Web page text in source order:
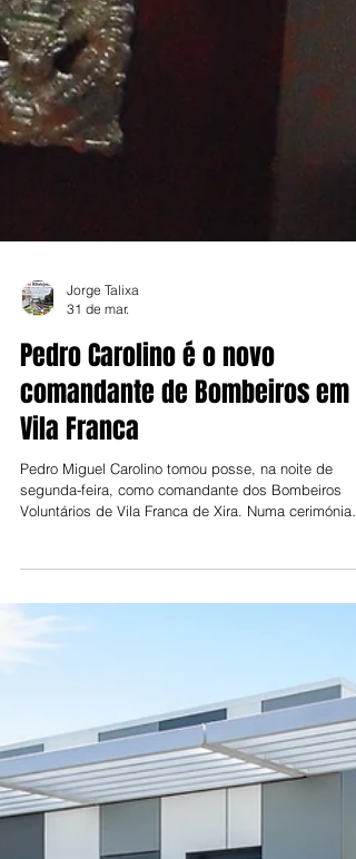
Jorge Talixa
31 de mar.
Pedro Carolino é o novo
comandante de Bombeiros em
Pedro Miguel Carolino tomou posse, na noite de
Voluntários de Vila Franca de Xira. Numa cerimónia
“responsabilidade” deste desafio e disse contar com
todos para levar a bom porto esta missão. Pedro
Carolino sucede no cargo ao seu pai (Paulo
que exerceu funções de comandante em substitui